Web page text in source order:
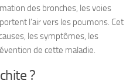
des bronches, les voies
l’air vers les poumons. Cet
les symptômes, les
de cette maladie.
?